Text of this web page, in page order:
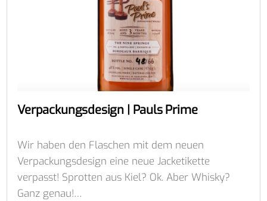
Verpackungsdesign | Pauls Prime
Wir haben den Flaschen mit dem neuen
Verpackungsdesign eine neue Jacketikette
verpasst! Sprotten aus Kiel? Ok. Aber Whisky?
Ganz genau!…